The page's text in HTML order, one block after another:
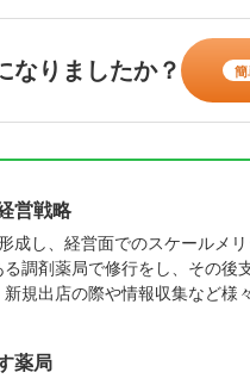
なりましたか？ 簡
営戦略
成し、経営面でのスケールメリ
調剤薬局で修行をし、その後
規出店の際や情報収集など
薬局